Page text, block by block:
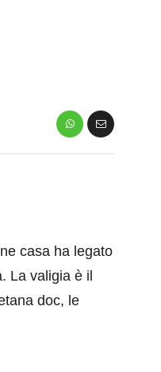
casa ha legato
La valigia è il
doc, le